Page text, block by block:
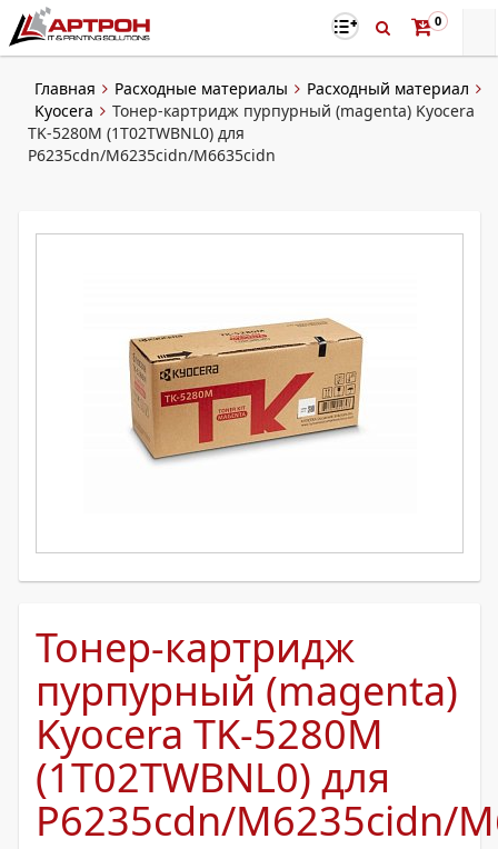
0
Главная Расходные материалы
Расходный материал
Kyocera
Тонер-картридж пурпурный (magenta) Kyocera
TK-5280M (1T02TWBNL0) для
P6235cdn/M6235cidn/M6635cidn
Тонер-картридж
пурпурный (magenta)
Kyocera TK-5280M
(1T02TWBNL0) для
P6235cdn/M6235cidn/